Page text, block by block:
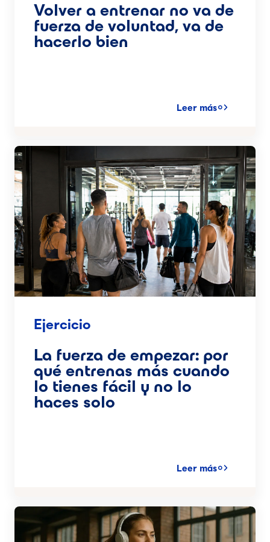
Volver a entrenar no va de
fuerza de voluntad, va de
hacerlo bien
Leer más
Ejercicio
La fuerza de empezar: por
qué entrenas más cuando
lo tienes fácil y no lo
haces solo
Leer más